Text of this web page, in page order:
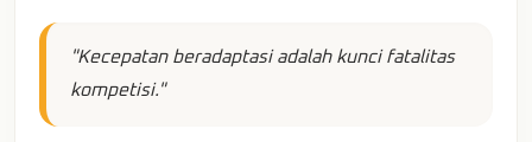
"Kecepatan beradaptasi adalah kunci fatalitas
kompetisi."